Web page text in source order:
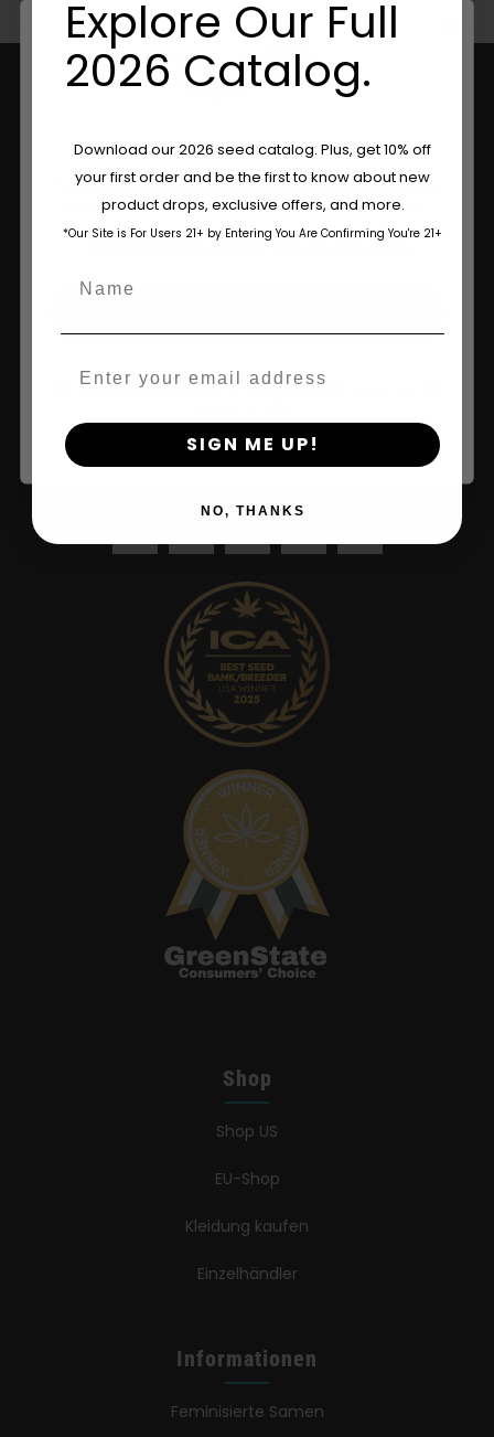
Ihre Sichere Quelle Für Kalifornische
Die Humboldt Seed Company liefert preisgekrönte,
nachhaltigen Praktiken und Engagement für die
Erhaltung der besten Sorten Kaliforniens.
Shop
Shop US
EU-Shop
Kleidung kaufen
Einzelhändler
Informationen
Feminisierte Samen
Are You Aged 18 Or Over?
The content and products of our website is reserved for
those of legal age.Please see Terms & Conditions.
By clicking AGREE & ENTER, you confirm you are 18
Explore Our Full
2026 Catalog.
Download our 2026 seed catalog. Plus, get 10% off
your first order and be the first to know about new
product drops, exclusive offers, and more.
*Our Site is For Users 21+ by Entering You Are Confirming You're 21+
SIGN ME UP!
NO, THANKS